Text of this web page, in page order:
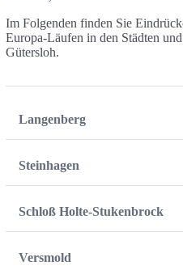
Im Folgenden finden Sie
Europa-Läufen in den Städten
Gütersloh.
Langenberg
Steinhagen
Schloß Holte-Stukenbrock
Versmold